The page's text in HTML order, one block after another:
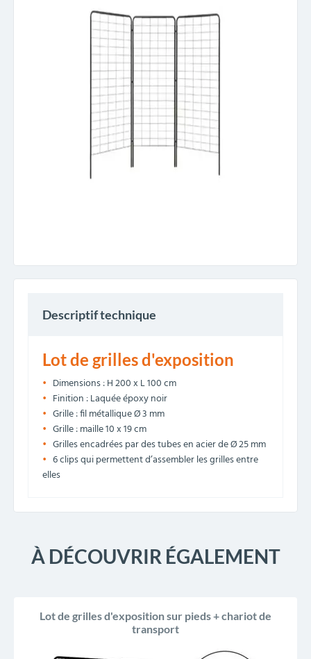
Descriptif technique
Lot de grilles d'exposition
Dimensions : H 200 x L 100 cm
Finition : Laquée époxy noir
Grille : fil métallique Ø 3 mm
Grille : maille 10 x 19 cm
Grilles encadrées par des tubes en acier de Ø 25 mm
6 clips qui permettent d’assembler les grilles entre
elles
À DÉCOUVRIR ÉGALEMENT
Lot de grilles d'exposition sur pieds + chariot de
transport